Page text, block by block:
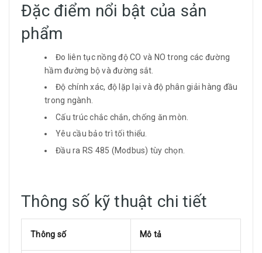
Đặc điểm nổi bật của sản
phẩm
Đo liên tục nồng độ CO và NO trong các đường
hầm đường bộ và đường sắt.
Độ chính xác, độ lặp lại và độ phân giải hàng đầu
trong ngành.
Cấu trúc chắc chắn, chống ăn mòn.
Yêu cầu bảo trì tối thiểu.
Đầu ra RS 485 (Modbus) tùy chọn.
Thông số kỹ thuật chi tiết
Thông số Mô tả